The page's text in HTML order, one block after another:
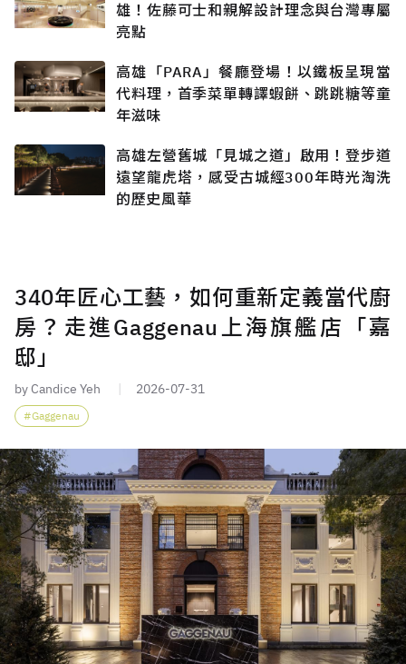
雄！佐藤可士和親解設計理念與台灣專屬
亮點
高雄「PARA」餐廳登場！以鐵板呈現當
代料理，首季菜單轉譯蝦餅、跳跳糖等童
年滋味
高雄左營舊城「見城之道」啟用！登步道
遠望龍虎塔，感受古城經300年時光淘洗
的歷史風華
340年匠心工藝，如何重新定義當代廚
房？走進Gaggenau上海旗艦店「嘉
邸」
by Candice Yeh 2026-07-31
Gaggenau